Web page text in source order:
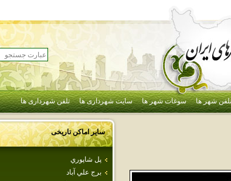
شهر ها سوغات شهر ها سایت شهرداری ها تلفن شهرداری ها
سایر اماکن تاریخی
پل‌ شاپوري‌
برج علي آباد